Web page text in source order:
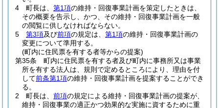
4
町長は、 第1項の維持・回復事業計画を策定したときは、
その概要を告示し、かつ、その維持・回復事業計画を一般
の閲覧に供しなければならない。
5
第3項及び前項の規定は、 第1項の維持・回復事業計画の
変更について準用する。
(町内に住民票を有する者等からの提案)
第35条
町内に住民票を有する者及び町内に事務所又は事業
所を有する法人は、規則で定めるところにより、理由を付
して前条第1項の維持・回復事業計画を提案することができ
る。
2
町長は、 前項の規定による維持・回復事業計画の提案が、
維持・回復事業の適正かつ効果的な実施に資するために重